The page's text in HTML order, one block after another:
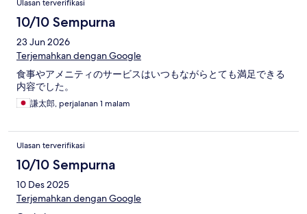
Ulasan terverifikasi
10/10 Sempurna
23 Jun 2026
Terjemahkan dengan Google
食事やアメニティのサービスはいつもながらとても満足できる
内容でした。
謙太郎, perjalanan 1 malam
Ulasan terverifikasi
10/10 Sempurna
10 Des 2025
Terjemahkan dengan Google